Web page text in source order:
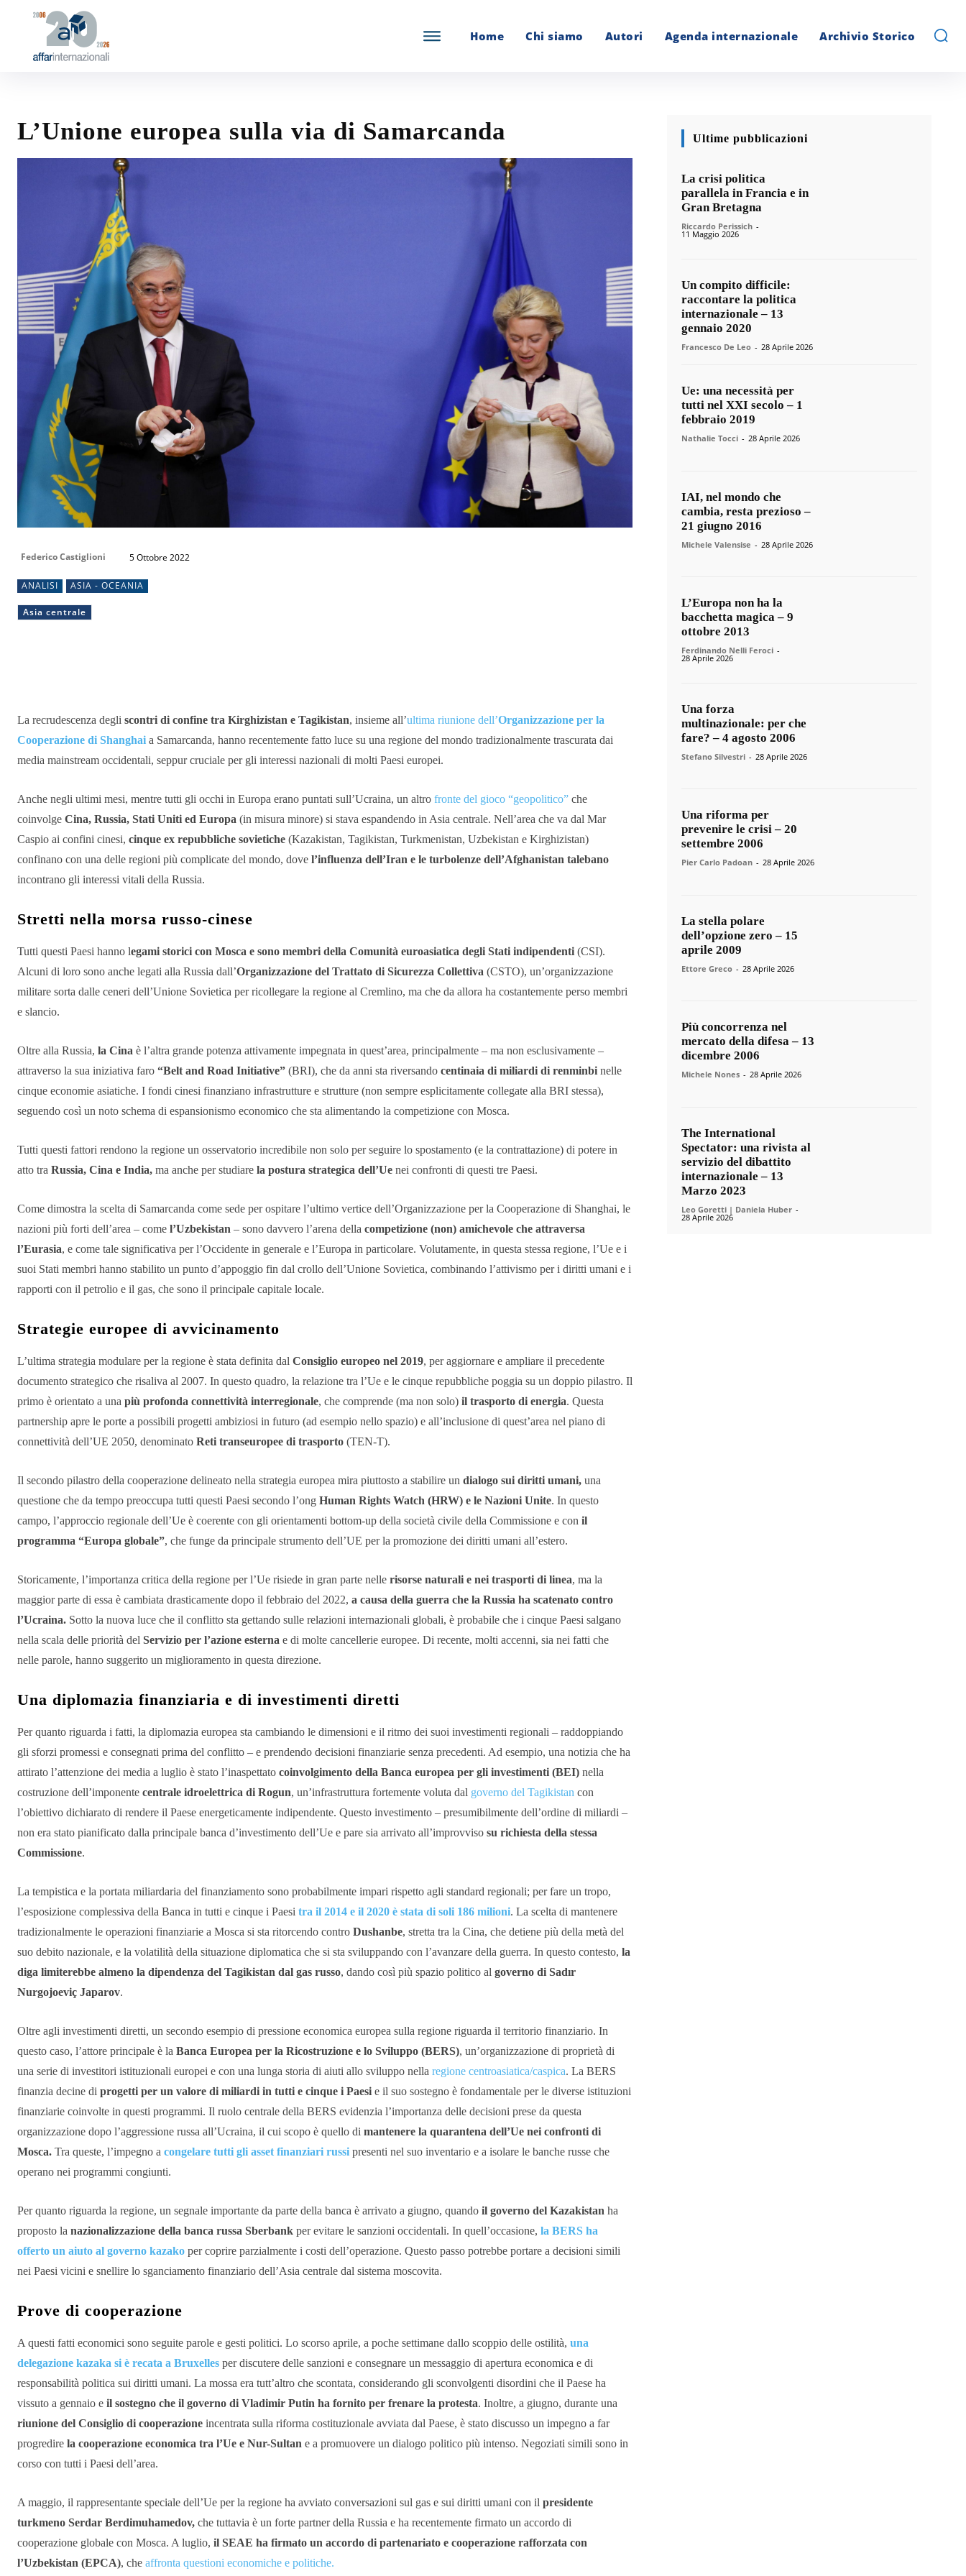
Home Chi siamo Autori Agenda internazionale Archivio Storico
L’Unione europea sulla via di Samarcanda
Federico Castiglioni 5 Ottobre 2022
ANALISI ASIA - OCEANIA
Asia centrale
La recrudescenza degli scontri di confine tra Kirghizistan e Tagikistan, insieme all’ultima riunione dell’Organizzazione per la
Cooperazione di Shanghai a Samarcanda, hanno recentemente fatto luce su una regione del mondo tradizionalmente trascurata dai
media mainstream occidentali, seppurcruciale per gli interessi nazionali di molti Paesi europei.
Anche negli ultimi mesi, mentre tutti gli occhi in Europa erano puntati sull’Ucraina, un altro fronte del gioco “geopolitico” che
coinvolge Cina, Russia, Stati Uniti ed Europa (in misura minore) si stava espandendo in Asia centrale. Nell’area che va dal Mar
Caspio ai confini cinesi, cinque ex repubbliche sovietiche (Kazakistan, Tagikistan, Turkmenistan, Uzbekistan e Kirghizistan)
confinano con una delle regioni più complicate del mondo, dove l’influenza dell’Iran e le turbolenze dell’Afghanistan talebano
incontrano gli interessi vitali della Russia.
Stretti nella morsa russo-cinese
Tutti questi Paesi hanno legami storici con Mosca e sono membri della Comunità euroasiatica degli Stati indipendenti (CSI).
Alcuni di loro sono anche legati alla Russia dall’Organizzazione del Trattato di Sicurezza Collettiva (CSTO), un’organizzazione
militare sorta dalle ceneri dell’Unione Sovietica per ricollegare la regione al Cremlino, ma che da allora ha costantemente perso membri
e slancio.
Oltre alla Russia, la Cina è l’altra grande potenza attivamente impegnata in quest’area, principalmente – ma non esclusivamente –
attraverso la sua iniziativa faro “Belt and Road Initiative” (BRI), che da anni sta riversando centinaia di miliardi di renminbi nelle
cinque economie asiatiche. I fondi cinesi finanziano infrastrutture e strutture (non sempre esplicitamente collegate alla BRI stessa),
seguendo così un noto schema di espansionismo economico che sta alimentando la competizione con Mosca.
Tutti questi fattori rendono la regione un osservatorio incredibile non solo per seguire lo spostamento (e la contrattazione) di potere in
atto tra Russia, Cina e India, ma anche per studiare la postura strategica dell’Ue nei confronti di questi tre Paesi.
Come dimostra la scelta di Samarcanda come sede per ospitare l’ultimo vertice dell’Organizzazione per la Cooperazione di Shanghai, le
nazioni più forti dell’area – come l’Uzbekistan – sono davvero l’arena della competizione (non) amichevole che attraversa
l’Eurasia, e come tale significativa per l’Occidente in generale e l’Europa in particolare. Volutamente, in questa stessa regione, l’Ue e i
suoi Stati membri hanno stabilito un punto d’appoggio fin dal crollo dell’Unione Sovietica, combinando l’attivismo per i diritti umani e i
rapporti con il petrolio e il gas, che sono il principale capitale locale.
Strategie europee di avvicinamento
L’ultima strategia modulare per la regione è stata definita dal Consiglio europeo nel 2019, per aggiornare e ampliare il precedente
documento strategico che risaliva al 2007. In questo quadro, la relazione tra l’Ue e le cinque repubbliche poggia su un doppio pilastro. Il
primo è orientato a una più profonda connettività interregionale, che comprende (ma non solo) il trasporto di energia. Questa
partnership apre le porte a possibili progetti ambiziosi in futuro (ad esempio nello spazio) e all’inclusione di quest’area nel piano di
connettività dell’UE 2050, denominato Reti transeuropee di trasporto (TEN-T).
Il secondo pilastro della cooperazione delineato nella strategia europea mira piuttosto a stabilire un dialogo sui diritti umani, una
questione che da tempo preoccupa tutti questi Paesi secondo l’ong Human Rights Watch (HRW) e le Nazioni Unite. In questo
campo, l’approccio regionale dell’Ue è coerente con gli orientamenti bottom-up della società civile della Commissione e con il
programma “Europa globale”, che funge da principale strumento dell’UE per la promozione dei diritti umani all’estero.
Storicamente, l’importanza critica della regione per l’Ue risiede in gran parte nelle risorse naturali e nei trasporti di linea, ma la
maggior parte di essa è cambiata drasticamente dopo il febbraio del 2022, a causa della guerra che la Russia ha scatenato contro
l’Ucraina. Sotto la nuova luce che il conflitto sta gettando sulle relazioni internazionali globali, è probabile che i cinque Paesi salgano
nella scala delle priorità del Servizio per l’azione esterna e di molte cancellerie europee. Di recente, molti accenni, sia nei fatti che
nelle parole, hanno suggerito un miglioramento in questa direzione.
Una diplomazia finanziaria e di investimenti diretti
Per quanto riguarda i fatti, la diplomazia europea sta cambiando le dimensioni e il ritmo dei suoi investimenti regionali – raddoppiando
gli sforzi promessi e consegnati prima del conflitto – e prendendo decisioni finanziarie senza precedenti. Ad esempio, una notizia che ha
attirato l’attenzione dei media a luglio è stato l’inaspettato coinvolgimento della Banca europea per gli investimenti (BEI) nella
costruzione dell’imponente centrale idroelettrica di Rogun, un’infrastruttura fortemente voluta dal governo del Tagikistan con
l’obiettivo dichiarato di rendere il Paese energeticamente indipendente. Questo investimento – presumibilmente dell’ordine di miliardi –
non era stato pianificato dalla principale banca d’investimento dell’Ue e pare sia arrivato all’improvviso su richiesta della stessa
Commissione.
La tempistica e la portata miliardaria del finanziamento sono probabilmente impari rispetto agli standard regionali; per fare un tropo,
l’esposizione complessiva della Banca in tutti e cinque i Paesi tra il 2014 e il 2020 è stata di soli 186 milioni. La scelta di mantenere
tradizionalmente le operazioni finanziarie a Mosca si sta ritorcendo contro Dushanbe, stretta tra la Cina, che detiene più della metà del
suo debito nazionale, e la volatilità della situazione diplomatica che si sta sviluppando con l’avanzare della guerra. In questo contesto, la
diga limiterebbe almeno la dipendenza del Tagikistan dal gas russo, dando così più spazio politico al governo di Sadır
Nurgojoeviç Japarov.
Oltre agli investimenti diretti, un secondo esempio di pressione economica europea sulla regione riguarda il territorio finanziario. In
questo caso, l’attore principale è la Banca Europea per la Ricostruzione e lo Sviluppo (BERS), un’organizzazione di proprietà di
una serie di investitori istituzionali europei e con una lunga storia di aiuti allo sviluppo nella regione centroasiatica/caspica. La BERS
finanzia decine di progetti per un valore di miliardi in tutti e cinque i Paesi e il suo sostegno è fondamentale per le diverse istituzioni
finanziarie coinvolte in questi programmi. Il ruolo centrale della BERS evidenzia l’importanza delle decisioni prese da questa
organizzazione dopo l’aggressione russa all’Ucraina, il cui scopo è quello di mantenere la quarantena dell’Ue nei confronti di
Mosca. Tra queste, l’impegno a congelare tutti gli asset finanziari russi presenti nel suo inventario e a isolare le banche russe che
operano nei programmi congiunti.
Per quanto riguarda la regione, un segnale importante da parte della banca è arrivato a giugno, quando il governo del Kazakistan ha
proposto la nazionalizzazione della banca russa Sberbank per evitare le sanzioni occidentali. In quell’occasione, la BERS ha
offerto un aiuto al governo kazako per coprire parzialmente i costi dell’operazione. Questo passo potrebbe portare a decisioni simili
nei Paesi vicini e snellire lo sganciamento finanziario dell’Asia centrale dal sistema moscovita.
Prove di cooperazione
A questi fatti economici sono seguite parole e gesti politici. Lo scorso aprile, a poche settimane dallo scoppio delle ostilità, una
delegazione kazaka si è recata a Bruxelles per discutere delle sanzioni e consegnare un messaggio di apertura economica e di
responsabilità politica sui diritti umani. La mossa era tutt’altro che scontata, considerando gli sconvolgenti disordini che il Paese ha
vissuto a gennaio e il sostegno che il governo di Vladimir Putin ha fornito per frenare la protesta. Inoltre, a giugno, durante una
riunione del Consiglio di cooperazione incentrata sulla riforma costituzionale avviata dal Paese, è stato discusso un impegno a far
progredire la cooperazione economica tra l’Ue e Nur-Sultan e a promuovere un dialogo politico più intenso. Negoziati simili sono in
corso con tutti i Paesi dell’area.
A maggio, il rappresentante speciale dell’Ue per la regione ha avviato conversazioni sul gas e sui diritti umani con il presidente
turkmeno Serdar Berdimuhamedov, che tuttavia è un forte partner della Russia e ha recentemente firmato un accordo di
cooperazione globale con Mosca. A luglio, il SEAE ha firmato un accordo di partenariato e cooperazione rafforzata con
l’Uzbekistan (EPCA), che affronta questioni economiche e politiche.
Ultime pubblicazioni
La crisi politica
parallela in Francia e in
Gran Bretagna
Riccardo Perissich -
11 Maggio 2026
Un compito difficile:
raccontare la politica
internazionale – 13
gennaio 2020
Francesco De Leo - 28 Aprile 2026
Ue: una necessità per
tutti nel XXI secolo – 1
febbraio 2019
Nathalie Tocci - 28 Aprile 2026
IAI, nel mondo che
cambia, resta prezioso –
21 giugno 2016
Michele Valensise - 28 Aprile 2026
L’Europa non ha la
bacchetta magica – 9
ottobre 2013
Ferdinando Nelli Feroci -
28 Aprile 2026
Una forza
multinazionale: per che
fare? – 4 agosto 2006
Stefano Silvestri - 28 Aprile 2026
Una riforma per
prevenire le crisi – 20
settembre 2006
Pier Carlo Padoan - 28 Aprile 2026
La stella polare
dell’opzione zero – 15
aprile 2009
Ettore Greco - 28 Aprile 2026
Più concorrenza nel
mercato della difesa – 13
dicembre 2006
Michele Nones - 28 Aprile 2026
The International
Spectator: una rivista al
servizio del dibattito
internazionale – 13
Marzo 2023
Leo Goretti | Daniela Huber -
28 Aprile 2026